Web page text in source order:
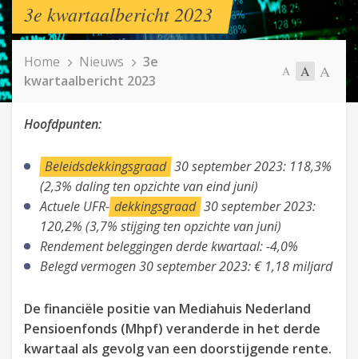
3e kwartaalbericht 2023
Home Nieuws
3e
kwartaalbericht 2023
A A A
Hoofdpunten:
Beleidsdekkingsgraad 30 september 2023: 118,3%
(2,3% daling ten opzichte van eind juni)
Actuele UFR- dekkingsgraad 30 september 2023:
120,2% (3,7% stijging ten opzichte van juni)
Rendement beleggingen derde kwartaal: -4,0%
Belegd vermogen 30 september 2023: € 1,18 miljard
De financiële positie van Mediahuis Nederland
Pensioenfonds (Mhpf) veranderde in het derde
kwartaal als gevolg van een doorstijgende rente.